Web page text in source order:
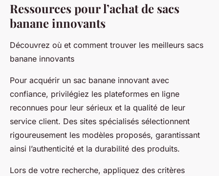
Ressources pour l’achat de sacs
banane innovants
Découvrez où et comment trouver les meilleurs sacs
banane innovants
Pour acquérir un sac banane innovant avec
confiance, privilégiez les plateformes en ligne
reconnues pour leur sérieux et la qualité de leur
service client. Des sites spécialisés sélectionnent
rigoureusement les modèles proposés, garantissant
ainsi l’authenticité et la durabilité des produits.
Lors de votre recherche, appliquez des critères